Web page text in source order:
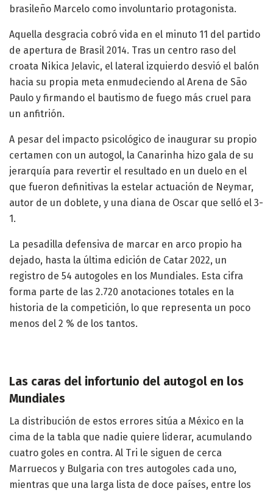
brasileño Marcelo como involuntario protagonista.
Aquella desgracia cobró vida en el minuto 11 del partido
de apertura de Brasil 2014. Tras un centro raso del
croata Nikica Jelavic, el lateral izquierdo desvió el balón
hacia su propia meta enmudeciendo al Arena de São
Paulo y firmando el bautismo de fuego más cruel para
un anfitrión.
A pesar del impacto psicológico de inaugurar su propio
certamen con un autogol, la Canarinha hizo gala de su
jerarquía para revertir el resultado en un duelo en el
que fueron definitivas la estelar actuación de Neymar,
autor de un doblete, y una diana de Oscar que selló el 3-
1.
La pesadilla defensiva de marcar en arco propio ha
dejado, hasta la última edición de Catar 2022, un
registro de 54 autogoles en los Mundiales. Esta cifra
forma parte de las 2.720 anotaciones totales en la
historia de la competición, lo que representa un poco
menos del 2 % de los tantos.
Las caras del infortunio del autogol en los
Mundiales
La distribución de estos errores sitúa a México en la
cima de la tabla que nadie quiere liderar, acumulando
cuatro goles en contra. Al Tri le siguen de cerca
Marruecos y Bulgaria con tres autogoles cada uno,
mientras que una larga lista de doce países, entre los